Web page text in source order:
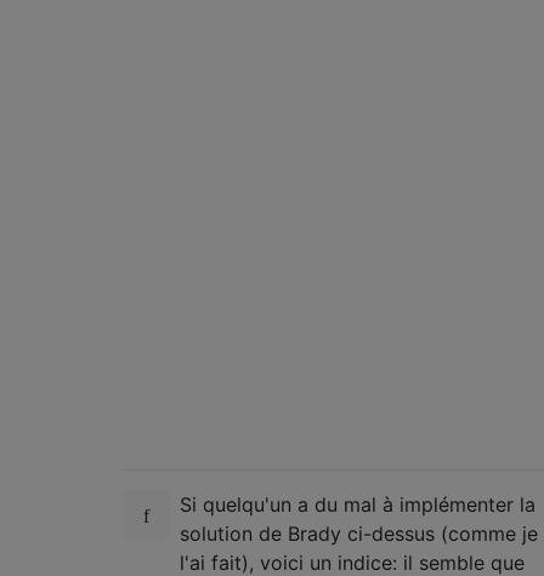
Si quelqu'un a du mal à implémenter la
solution de Brady ci-dessus (comme je
l'ai fait), voici un indice: il semble que